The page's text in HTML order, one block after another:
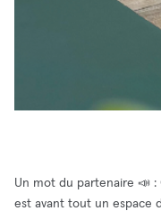
Un mot du partenaire 📣 :
est avant tout un espace